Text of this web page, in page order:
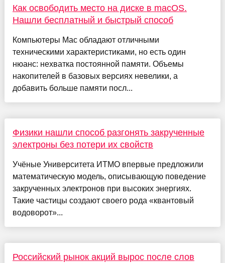
Как освободить место на диске в macOS.
Нашли бесплатный и быстрый способ
Компьютеры Mac обладают отличными
техническими характеристиками, но есть один
нюанс: нехватка постоянной памяти. Объемы
накопителей в базовых версиях невелики, а
добавить больше памяти посл...
Физики нашли способ разгонять закрученные
электроны без потери их свойств
Учёные Университета ИТМО впервые предложили
математическую модель, описывающую поведение
закрученных электронов при высоких энергиях.
Такие частицы создают своего рода «квантовый
водоворот»...
Российский рынок акций вырос после слов